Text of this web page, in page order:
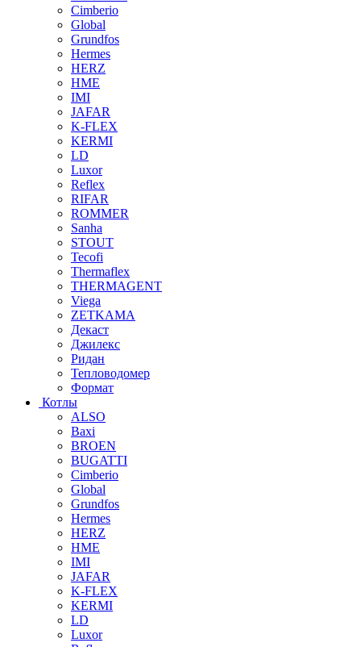
Cimberio
Global
Grundfos
Hermes
HERZ
HME
IMI
JAFAR
K-FLEX
KERMI
LD
Luxor
Reflex
RIFAR
ROMMER
Sanha
STOUT
Tecofi
Thermaflex
THERMAGENT
Viega
ZETKAMA
Декаст
Джилекс
Ридан
Тепловодомер
Формат
Котлы
ALSO
Baxi
BROEN
BUGATTI
Cimberio
Global
Grundfos
Hermes
HERZ
HME
IMI
JAFAR
K-FLEX
KERMI
LD
Luxor